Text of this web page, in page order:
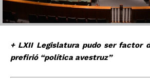
+ LXII Legislatura pudo ser factor
prefirió “política avestruz”